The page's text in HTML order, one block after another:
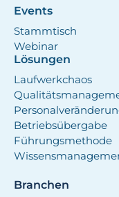
Events
Stammtisch
Webinar
Lösungen
Laufwerkchaos
Betriebsübergabe
Führungsmethode
Branchen